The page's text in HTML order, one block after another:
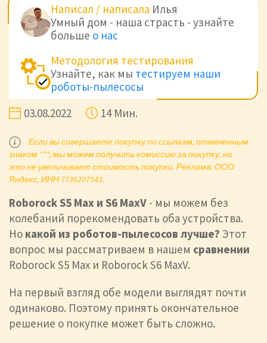
Написал / написала Илья
Умный дом - наша страсть - узнайте
больше о нас
Методология тестирования
Узнайте, как мы тестируем наши
роботы-пылесосы
03.08.2022
14 Мин.
Если вы совершаете покупку по ссылкам, отмеченным
знаком "*", мы можем получить комиссию за покупку, но
это не увеличивает стоимость покупки. Реклама: ООО
Яндекс, ИНН 7736207543.
Roborock S5 Max и S6 MaxV - мы можем без
колебаний порекомендовать оба устройства.
Но какой из роботов-пылесосов лучше? Этот
вопрос мы рассматриваем в нашем сравнении
Roborock S5 Max и Roborock S6 MaxV.
На первый взгляд обе модели выглядят почти
одинаково. Поэтому принять окончательное
решение о покупке может быть сложно.